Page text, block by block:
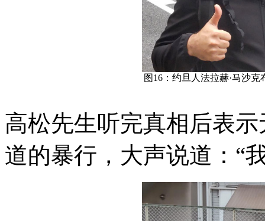
图16：约旦人法拉赫·马沙克
高松先生听完真相后表
道的暴行，大声说道：“